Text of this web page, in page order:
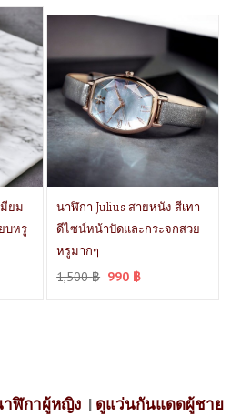
มียม
บหรู
นาฬิกา Julius สายหนัง สีเทา
ดีไซน์หน้าปัดและกระจกสวย
หรูมากๆ
1,500฿ 990 ฿
ฬิกาผู้หญิง | ดูแว่นกันแดดผู้ชาย